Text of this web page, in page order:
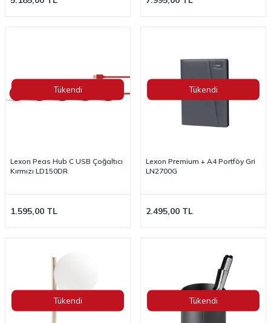
Tükendi
Lexon Peas Hub C USB Çoğaltıcı
Kırmızı LD150DR
1.595,00 TL
Tükendi
Lexon Premium + A4 Portföy Gri
LN2700G
2.495,00 TL
Tükendi Tükendi